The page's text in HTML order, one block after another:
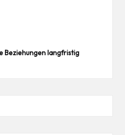
Beziehungen langfristig